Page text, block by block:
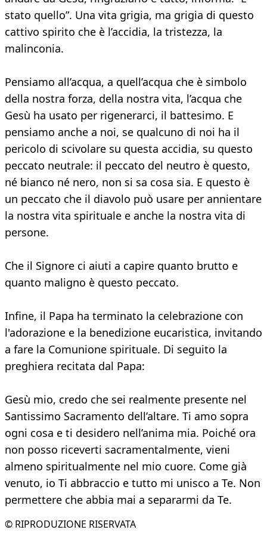
stato quello”. Una vita grigia, ma grigia di questo
cattivo spirito che è l’accidia, la tristezza, la
malinconia.
Pensiamo all’acqua, a quell’acqua che è simbolo
della nostra forza, della nostra vita, l’acqua che
Gesù ha usato per rigenerarci, il battesimo. E
pensiamo anche a noi, se qualcuno di noi ha il
pericolo di scivolare su questa accidia, su questo
peccato neutrale: il peccato del neutro è questo,
né bianco né nero, non si sa cosa sia. E questo è
un peccato che il diavolo può usare per annientare
la nostra vita spirituale e anche la nostra vita di
persone.
Che il Signore ci aiuti a capire quanto brutto e
quanto maligno è questo peccato.
Infine, il Papa ha terminato la celebrazione con
l'adorazione e la benedizione eucaristica, invitando
a fare la Comunione spirituale. Di seguito la
preghiera recitata dal Papa:
Gesù mio, credo che sei realmente presente nel
Santissimo Sacramento dell’altare. Ti amo sopra
ogni cosa e ti desidero nell’anima mia. Poiché ora
non posso riceverti sacramentalmente, vieni
almeno spiritualmente nel mio cuore. Come già
venuto, io Ti abbraccio e tutto mi unisco a Te. Non
permettere che abbia mai a separarmi da Te.
© RIPRODUZIONE RISERVATA